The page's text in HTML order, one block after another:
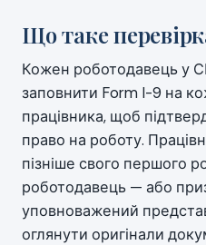
Що таке
Кожен роботодавець у
заповнити Form I-9 на
працівника, щоб
право на роботу.
пізніше свого першого
роботодавець — або
уповноважений
оглянути оригінали